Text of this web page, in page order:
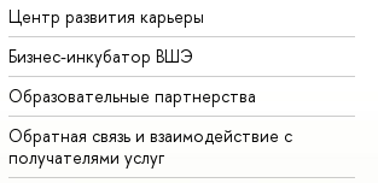
Центр развития карьеры
Бизнес-инкубатор ВШЭ
Образовательные партнерства
Обратная связь и взаимодействие с
получателями услуг